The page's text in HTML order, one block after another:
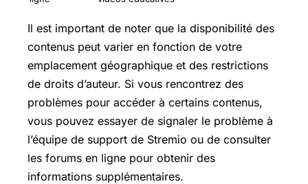
Il est important de noter que la disponibilité des
contenus peut varier en fonction de votre
emplacement géographique et des restrictions
de droits d’auteur. Si vous rencontrez des
problèmes pour accéder à certains contenus,
vous pouvez essayer de signaler le problème à
l’équipe de support de Stremio ou de consulter
les forums en ligne pour obtenir des
informations supplémentaires.